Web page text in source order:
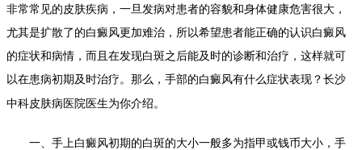
非常常见的皮肤疾病，一旦发病对患者的容貌和身体健康危害很大，
尤其是扩散了的白癜风更加难治，所以希望患者能正确的认识白癜风
的症状和病情，而且在发现白斑之后能及时的诊断和治疗，这样就可
以在患病初期及时治疗。那么，手部的白癜风有什么症状表现？长沙
中科皮肤病医院医生为你介绍。
一、手上白癜风初期的白斑的大小一般多为指甲或钱币大小，手